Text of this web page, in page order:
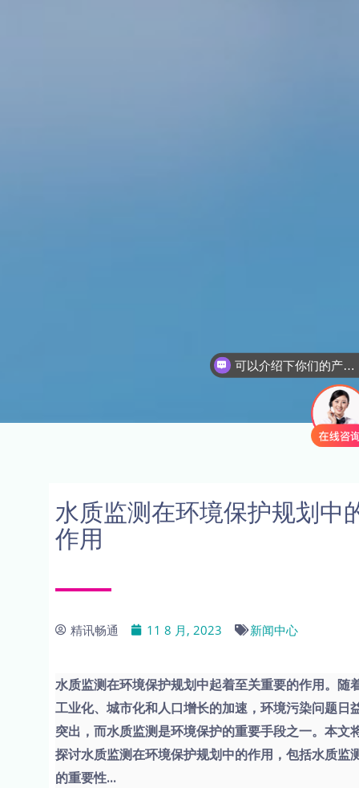
水质监测在环境保护规划中
作用
精讯畅通 11 8 月, 2023 新闻中心
水质监测在环境保护规划中起着至关重要的作用。随
工业化、城市化和人口增长的加速，环境污染问题日
突出，而水质监测是环境保护的重要手段之一。本文
探讨水质监测在环境保护规划中的作用，包括水质监
的重要性...
可以介绍下你们的产品么